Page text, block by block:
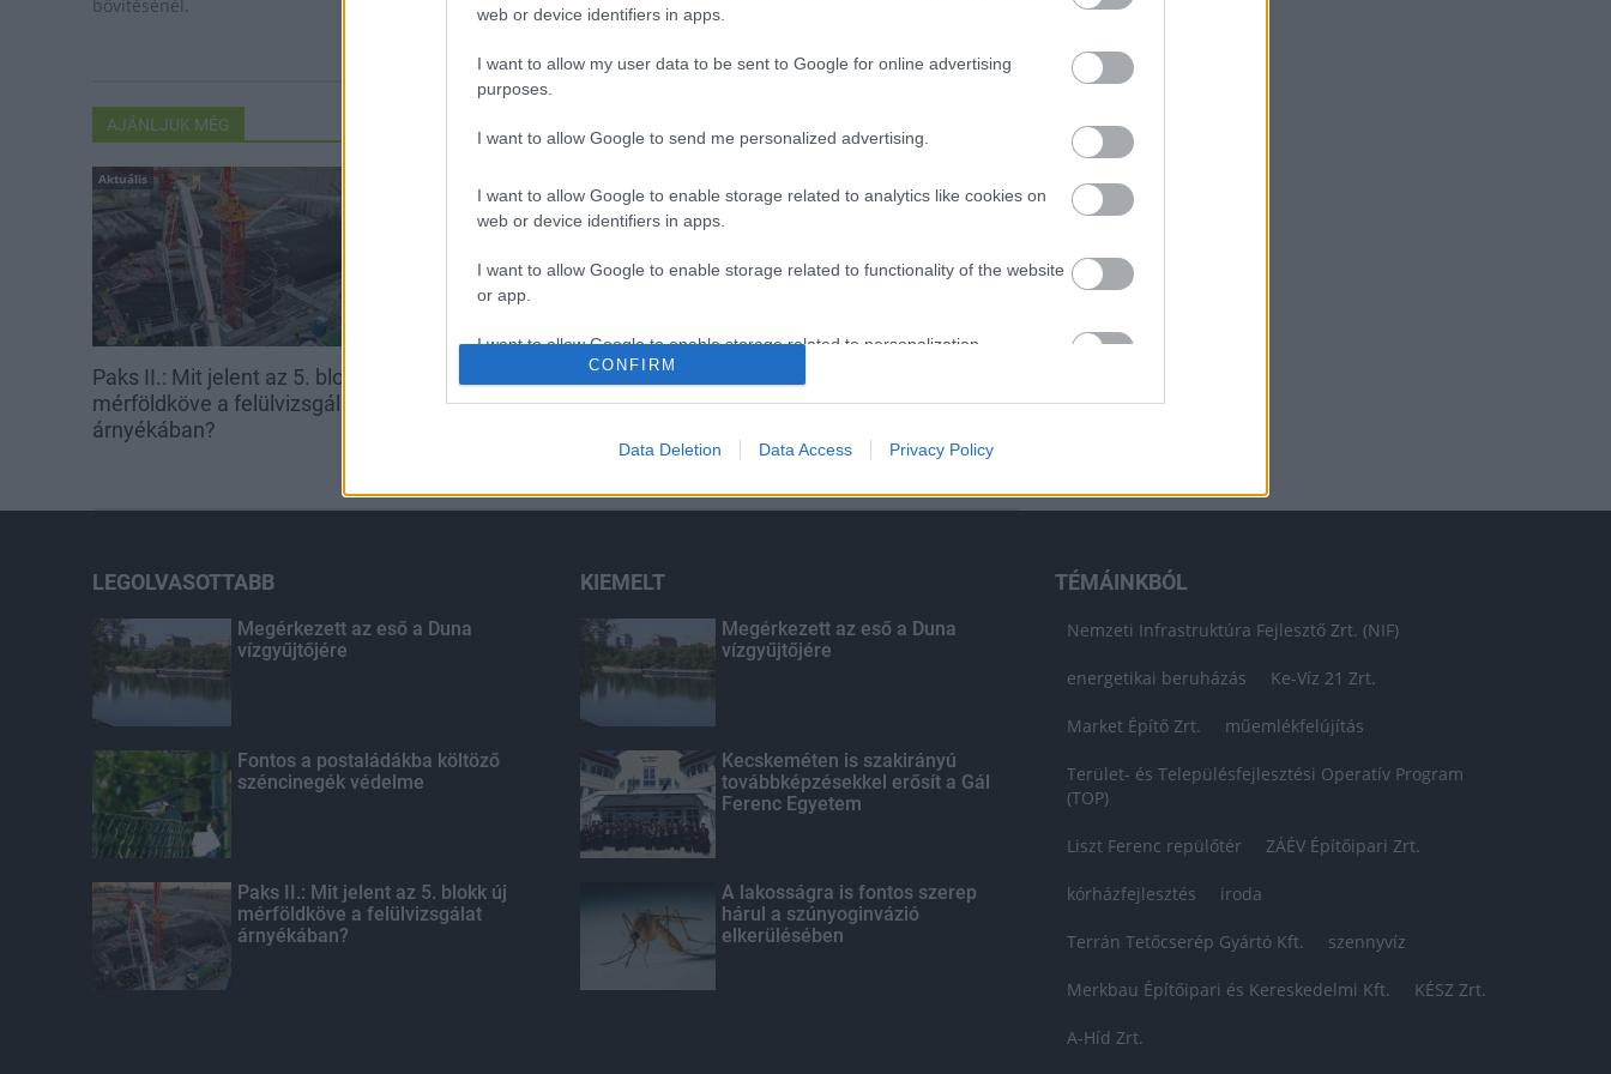
web or device identifiers in apps.
I want to allow my user data to be sent to Google for online advertising
purposes.
I want to allow Google to send me personalized advertising.
I want to allow Google to enable storage related to analytics like cookies on
web or device identifiers in apps.
I want to allow Google to enable storage related to functionality of the website
or app.
I want to allow Google to enable storage related to personalization.
I want to allow Google to enable storage related to security, including
CONFIRM
Data Deletion Data Access Privacy Policy
bővítésénél.
AJÁNLJUK MÉG
Aktuális
Paks II.: Mit jelent az 5. blokk új
mérföldköve a felülvizsgálat
árnyékában?
Fáklyafényben tárul fel
Székesfehérvár történelmi
Harmonia Albensis: négy nyári
koncerttel tölti meg
LEGOLVASOTTABB
Megérkezett az eső a Duna
vízgyűjtőjére
Fontos a postaládákba költöző
széncinegék védelme
Paks II.: Mit jelent az 5. blokk új
mérföldköve a felülvizsgálat
árnyékában?
KIEMELT
Megérkezett az eső a Duna
vízgyűjtőjére
Kecskeméten is szakirányú
továbbképzésekkel erősít a Gál
Ferenc Egyetem
A lakosságra is fontos szerep
hárul a szúnyoginvázió
elkerülésében
TÉMÁINKBÓL
Nemzeti Infrastruktúra Fejlesztő Zrt. (NIF)
energetikai beruházás Ke-Víz 21 Zrt.
Market Építő Zrt. műemlékfelújítás
Terület- és Településfejlesztési Operatív Program
(TOP)
Liszt Ferenc repülőtér ZÁÉV Építőipari Zrt.
kórházfejlesztés iroda
Terrán Tetőcserép Gyártó Kft. szennyvíz
Merkbau Építőipari és Kereskedelmi Kft. KÉSZ Zrt.
A-Híd Zrt.